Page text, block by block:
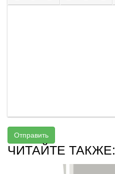
Отправить
ЧИТАЙТЕ ТАКЖЕ: